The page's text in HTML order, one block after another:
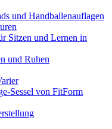
und Handballenauflagen
Sitzen und Lernen in
und Ruhen
Sessel von FitForm